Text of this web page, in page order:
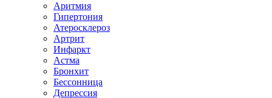
Аритмия
Гипертония
Атеросклероз
Артрит
Инфаркт
Астма
Бронхит
Бессонница
Депрессия